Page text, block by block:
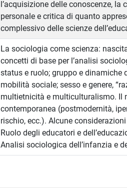
l’acquisizione delle conoscenze,
personale e critica di quanto
complessivo delle scienze
La sociologia come scienza:
concetti di base per l’analisi
status e ruolo; gruppo e dinamiche
mobilità sociale; sesso e genere,
multietnicità e multiculturalismo. Il
contemporanea (postmodernità,
rischio, ecc.). Alcune
Ruolo degli educatori e
Analisi sociologica dell’infanzia e